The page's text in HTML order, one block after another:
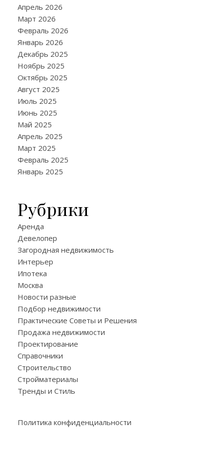
Апрель 2026
Март 2026
Февраль 2026
Январь 2026
Декабрь 2025
Ноябрь 2025
Октябрь 2025
Август 2025
Июль 2025
Июнь 2025
Май 2025
Апрель 2025
Март 2025
Февраль 2025
Январь 2025
Рубрики
Аренда
Девелопер
Загородная недвижимость
Интерьер
Ипотека
Москва
Новости разные
Подбор недвижимости
Практические Советы и Решения
Продажа недвижимости
Проектирование
Справочники
Строительство
Стройматериалы
Тренды и Стиль
Политика конфиденциальности